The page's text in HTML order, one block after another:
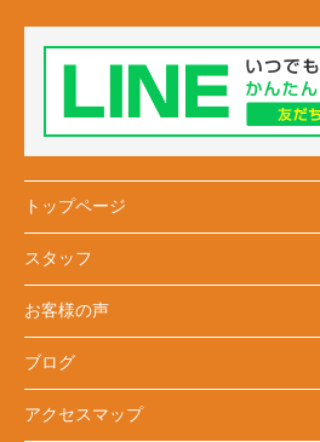
トップページ
スタッフ
お客様の声
ブログ
アクセスマップ